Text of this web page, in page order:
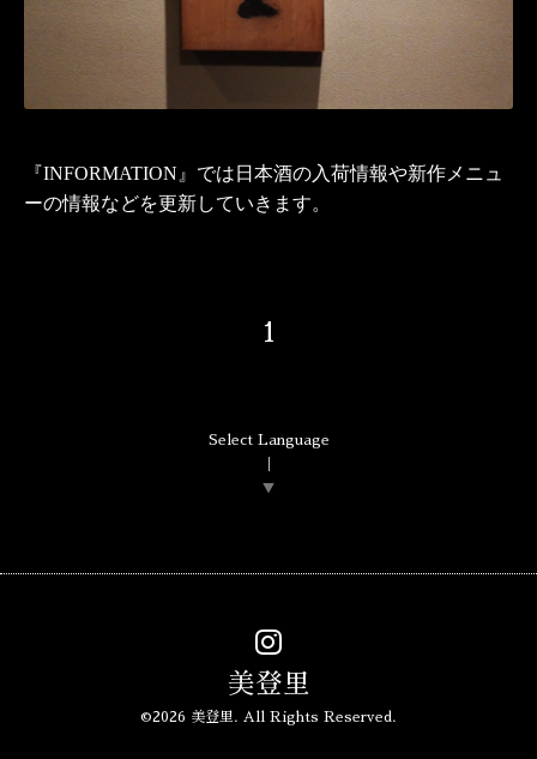
『INFORMATION 』では日本酒の入荷情報や新作メニュ
ーの情報などを更新していきます。
1
Select Language
▼
美登里
©2026 美登里. All Rights Reserved.